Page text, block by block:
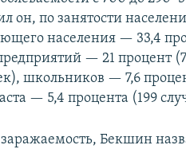
он, по занятости
населения — 33,4
— 21 процент
школьников — 7,6
— 5,4 процента (199
Бекшин